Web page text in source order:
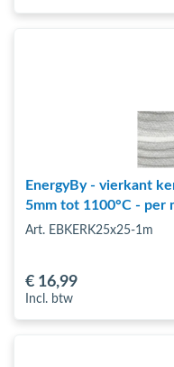
EnergyBy - vierkant
5mm tot 1100°C - per
Art. EBKERK25x25-1m
€ 16,99
Incl. btw